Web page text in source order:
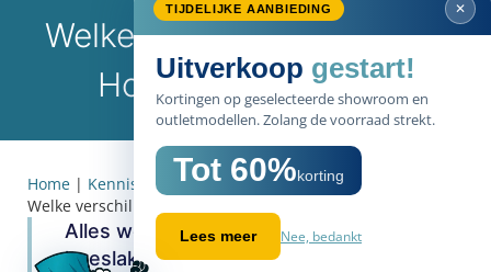
TIJDELIJKE AANBIEDING ✕
Uitverkoop gestart!
Kortingen op geselecteerde showroom en
outletmodellen. Zolang de voorraad strekt.
Tot 60%korting
Lees meer Nee, bedankt
Welke Verschillende Types
Hoeslakens Zijn Er?
Home | Kennisbank items|Bedtextiel|Informatie
Welke verschillende types hoeslakens zijn er?
Alles weten over de verschillende type
hoeslakens van Beddinghouse? Bekijk